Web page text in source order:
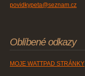
povidkypeta@seznam.cz
Oblíbené odkazy
MOJE WATTPAD STRÁNKY